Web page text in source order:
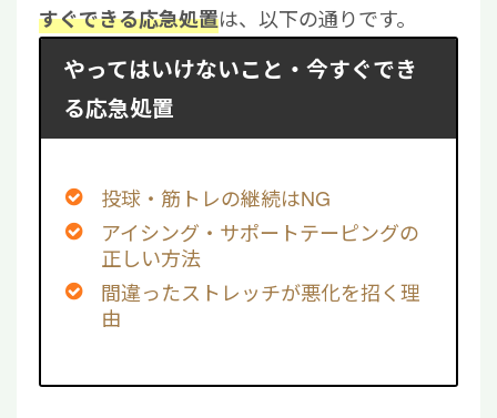
要
すぐできる応急処置は、以下の通りです。
やってはいけないこと・今すぐでき
る応急処置
投球・筋トレの継続はNG
アイシング・サポートテーピングの
正しい方法
間違ったストレッチが悪化を招く理
由